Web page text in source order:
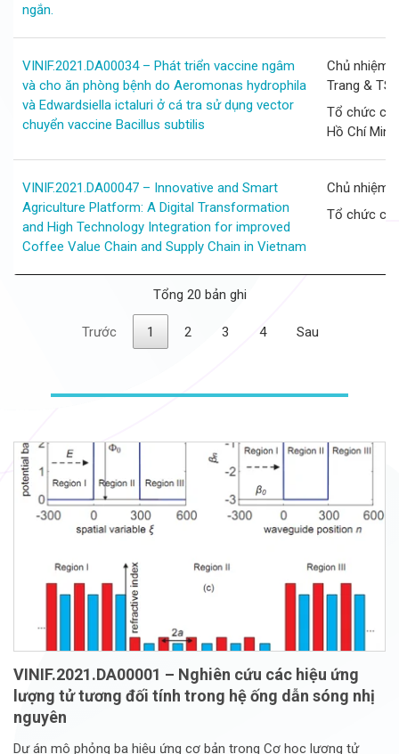
ngắn.
VINIF.2021.DA00034 – Phát triển vaccine ngâm
và cho ăn phòng bệnh do Aeromonas hydrophila
và Edwardsiella ictaluri ở cá tra sử dụng vector
chuyển vaccine Bacillus subtilis
Chủ nhiệm
Trang &
Tổ chức
Hồ Chí Minh
VINIF.2021.DA00047 – Innovative and Smart
Agriculture Platform: A Digital Transformation
and High Technology Integration for improved
Coffee Value Chain and Supply Chain in Vietnam
Chủ nhiệm
Tổ chức
Tổng 20 bản ghi
Trước 1 2 3 4 Sau
VINIF.2021.DA00001 – Nghiên cứu các hiệu ứng
lượng tử tương đối tính trong hệ ống dẫn sóng nhị
nguyên
Dự án mô phỏng ba hiệu ứng cơ bản trong Cơ học lượng tử